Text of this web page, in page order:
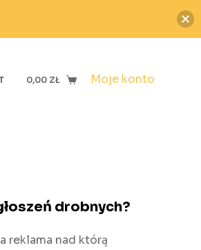
0,00 ZŁ Moje konto
drobnych?
reklama nad którą